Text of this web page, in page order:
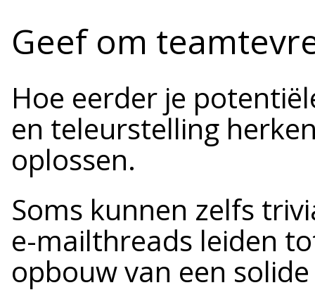
Geef om
Hoe eerder je
en teleurstelling
oplossen.
Soms kunnen zelfs
e-mailthreads leiden
opbouw van een